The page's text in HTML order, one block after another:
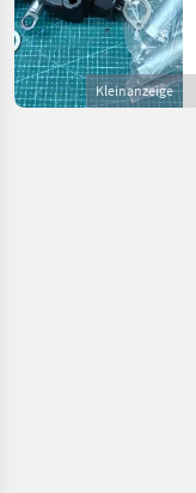
Kleinanzeige